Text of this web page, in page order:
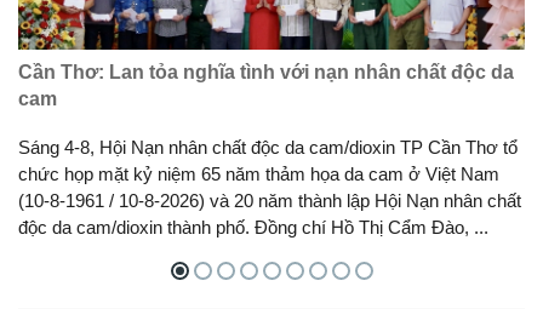
Cần Thơ: Lan tỏa nghĩa tình với nạn nhân chất độc da
cam
Sáng 4-8, Hội Nạn nhân chất độc da cam/dioxin TP Cần Thơ tổ
chức họp mặt kỷ niệm 65 năm thảm họa da cam ở Việt Nam
(10-8-1961 / 10-8-2026) và 20 năm thành lập Hội Nạn nhân chất
độc da cam/dioxin thành phố. Đồng chí Hồ Thị Cẩm Đào, ...